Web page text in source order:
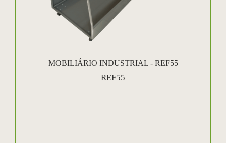
MOBILIÁRIO INDUSTRIAL - REF55
REF55